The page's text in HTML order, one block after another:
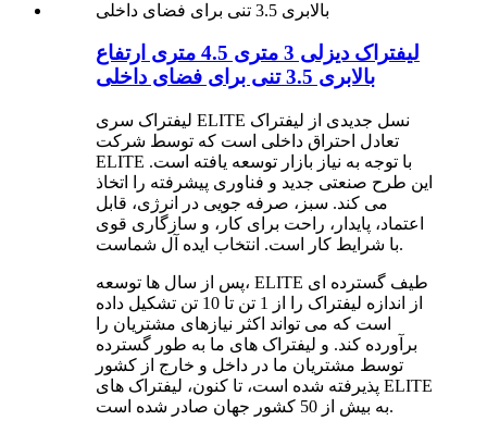
لیفتراک دیزلی 3 متری 4.5 متری ارتفاع
بالابری 3.5 تنی برای فضای داخلی
لیفتراک سری ELITE نسل جدیدی از لیفتراک
تعادل احتراق داخلی است که توسط شرکت
ELITE با توجه به نیاز بازار توسعه یافته است.
این طرح صنعتی جدید و فناوری پیشرفته را اتخاذ
می کند. سبز، صرفه جویی در انرژی، قابل
اعتماد، پایدار، راحت برای کار، و سازگاری قوی
با شرایط کار است. انتخاب ایده آل شماست.
پس از سال ها توسعه، ELITE طیف گسترده ای
از اندازه لیفتراک را از 1 تن تا 10 تن تشکیل داده
است که می تواند اکثر نیازهای مشتریان را
برآورده کند. و لیفتراک های ما به طور گسترده
توسط مشتریان ما در داخل و خارج از کشور
پذیرفته شده است، تا کنون، لیفتراک های ELITE
به بیش از 50 کشور جهان صادر شده است.